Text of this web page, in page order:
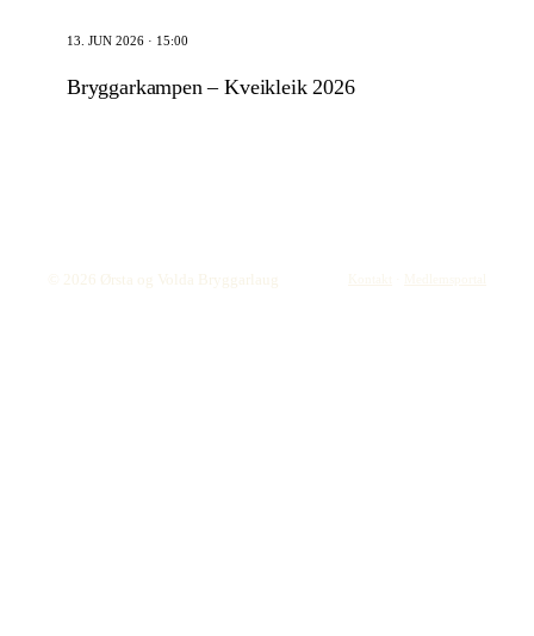
13. JUN 2026 · 15:00
Bryggarkampen – Kveikleik 2026
© 2026 Ørsta og Volda Bryggarlaug